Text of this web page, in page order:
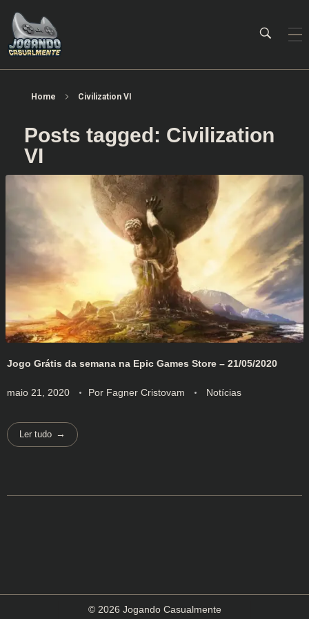
Home Civilization VI
Posts tagged: Civilization
VI
Jogo Grátis da semana na Epic Games Store – 21/05/2020
maio 21, 2020 Por Fagner Cristovam Notícias
Ler tudo
© 2026 Jogando Casualmente